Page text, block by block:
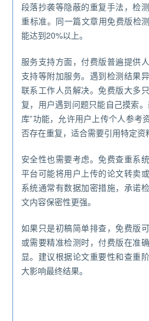
段落抄袭等隐蔽的重复手法，检
重标准。同一篇文章用免费版检
能达到20%以上。
服务支持方面，付费版普遍提供
支持等附加服务。遇到检测结果
联系工作人员解决。免费版大多
复，用户遇到问题只能自己摸索
库”功能，允许用户上传个人参考
否存在重复，适合需要引用特定资
安全性也需要考虑。免费查重系
平台可能将用户上传的论文转卖
系统通常有数据加密措施，承诺
文内容保密性更强。
如果只是初稿简单排查，免费版
或需要精准检测时，付费版在准
显。建议根据论文重要性和查重
大影响最终结果。